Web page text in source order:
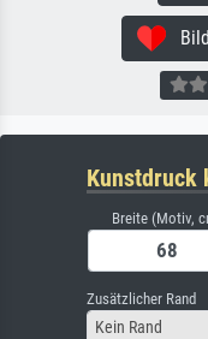
Bild
Kunstdruck
Breite (Motiv,
Zusätzlicher Rand
Kein Rand